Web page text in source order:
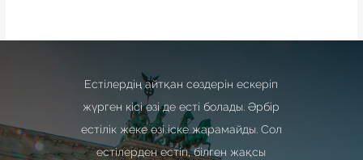
Естілердің айтқан сөздерін ескеріп
жүрген кісі өзі де есті болады. Әрбір
естілік жеке өзі іске жарамайды. Сол
естілерден естіп, білген жақсы